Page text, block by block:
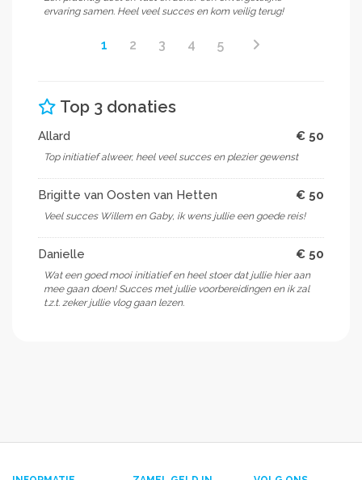
ervaring samen. Heel veel succes en kom veilig terug!
1 2 3 4 5
Top 3 donaties
Allard € 50
Top initiatief alweer, heel veel succes en plezier gewenst
Brigitte van Oosten van Hetten € 50
Veel succes Willem en Gaby, ik wens jullie een goede reis!
Danielle € 50
Wat een goed mooi initiatief en heel stoer dat jullie hier aan
mee gaan doen! Succes met jullie voorbereidingen en ik zal
t.z.t. zeker jullie vlog gaan lezen.